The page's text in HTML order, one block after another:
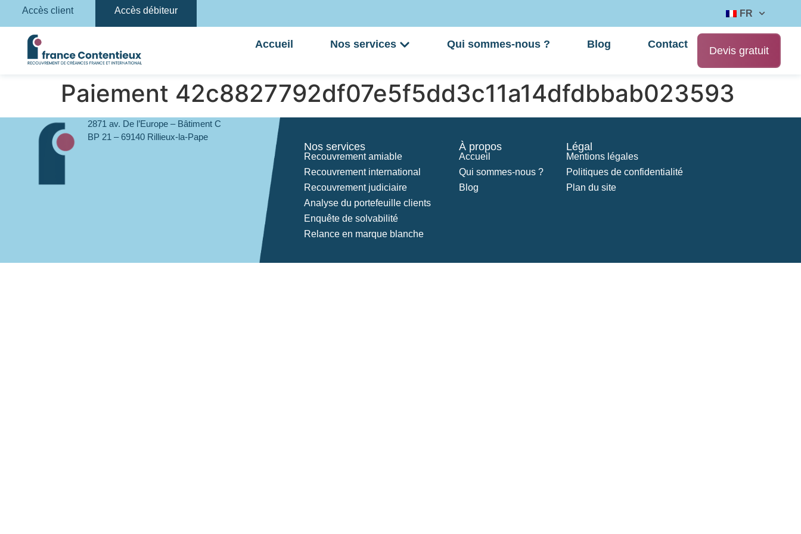
Accès client Accès débiteur FR
Accueil Nos services Qui sommes-nous ? Blog Contact
Devis gratuit
Paiement 42c8827792df07e5f5dd3c11a14dfdbbab023593
2871 av. De l’Europe – Bâtiment C
BP 21 – 69140 Rillieux-la-Pape
Nos services
Recouvrement amiable
Recouvrement international
Recouvrement judiciaire
Analyse du portefeuille clients
Enquête de solvabilité
Relance en marque blanche
À propos
Accueil
Qui sommes-nous ?
Blog
Légal
Mentions légales
Politiques de confidentialité
Plan du site